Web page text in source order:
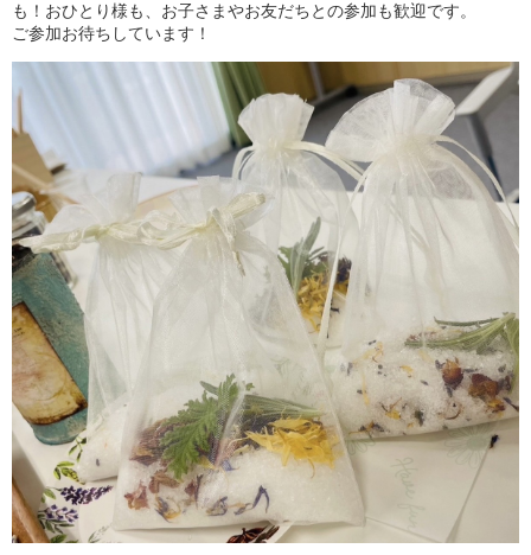
も！おひとり様も、お子さまやお友だちとの参加も歓迎です。
ご参加お待ちしています！